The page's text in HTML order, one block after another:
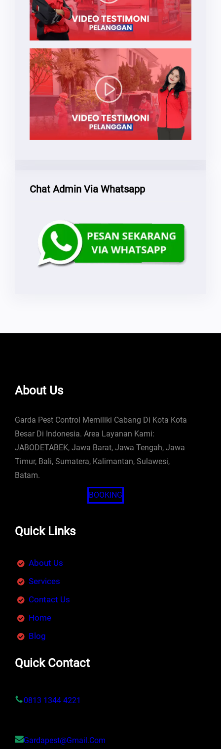
Chat Admin Via Whatsapp
About Us
Garda Pest Control Memiliki Cabang Di Kota Kota
Besar Di Indonesia. Area Layanan Kami:
JABODETABEK, Jawa Barat, Jawa Tengah, Jawa
Timur, Bali, Sumatera, Kalimantan, Sulawesi,
Batam.
BOOKING
Quick Links
About Us
Services
Contact Us
Home
Blog
Quick Contact
0813 1344 4221
Gardapest@gmail.com